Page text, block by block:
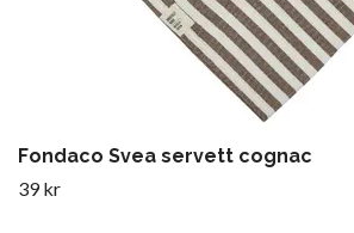
Fondaco Svea servett cognac
39 kr